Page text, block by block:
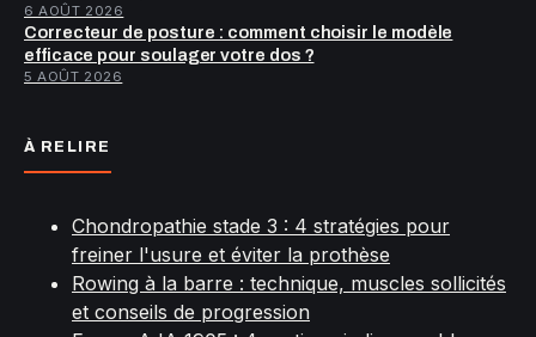
6 AOÛT 2026
Correcteur de posture : comment choisir le modèle
efficace pour soulager votre dos ?
5 AOÛT 2026
À RELIRE
Chondropathie stade 3 : 4 stratégies pour
freiner l'usure et éviter la prothèse
Rowing à la barre : technique, muscles sollicités
et conseils de progression